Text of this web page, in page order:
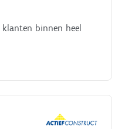
binnen heel